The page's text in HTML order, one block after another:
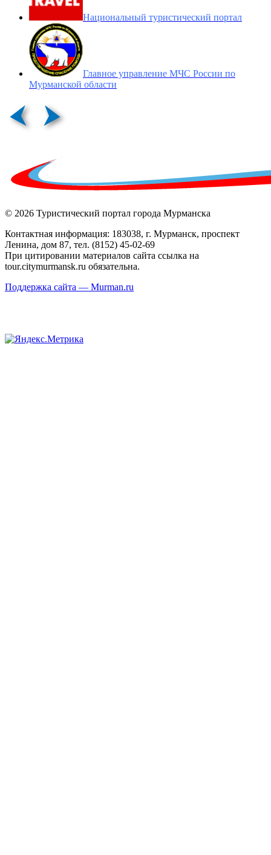
Национальный туристический портал
Главное управление МЧС России по
Мурманской области
© 2026 Туристический портал города Мурманска
Контактная информация: 183038, г. Мурманск, проспект
Ленина, дом 87, тел. (8152) 45-02-69
При цитировании материалов сайта ссылка на
tour.citymurmansk.ru обязательна.
Поддержка сайта — Murman.ru